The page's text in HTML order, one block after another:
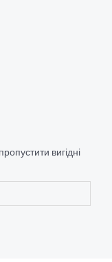
вигідні